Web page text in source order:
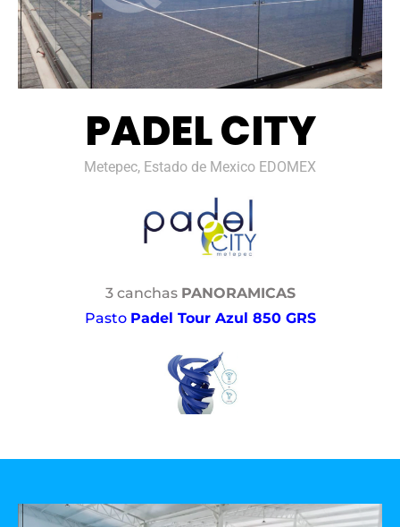
PADEL CITY
Metepec, Estado de Mexico EDOMEX
3 canchas PANORAMICAS
Pasto Padel Tour Azul 850 GRS